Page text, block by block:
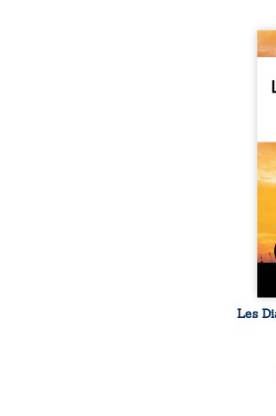
ne
et
ses
le
Les